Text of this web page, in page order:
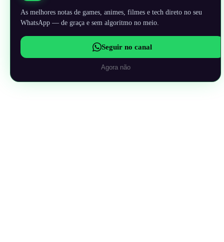
As melhores notas de games, animes, filmes e tech direto no seu
WhatsApp — de graça e sem algoritmo no meio.
Seguir no canal
Agora não